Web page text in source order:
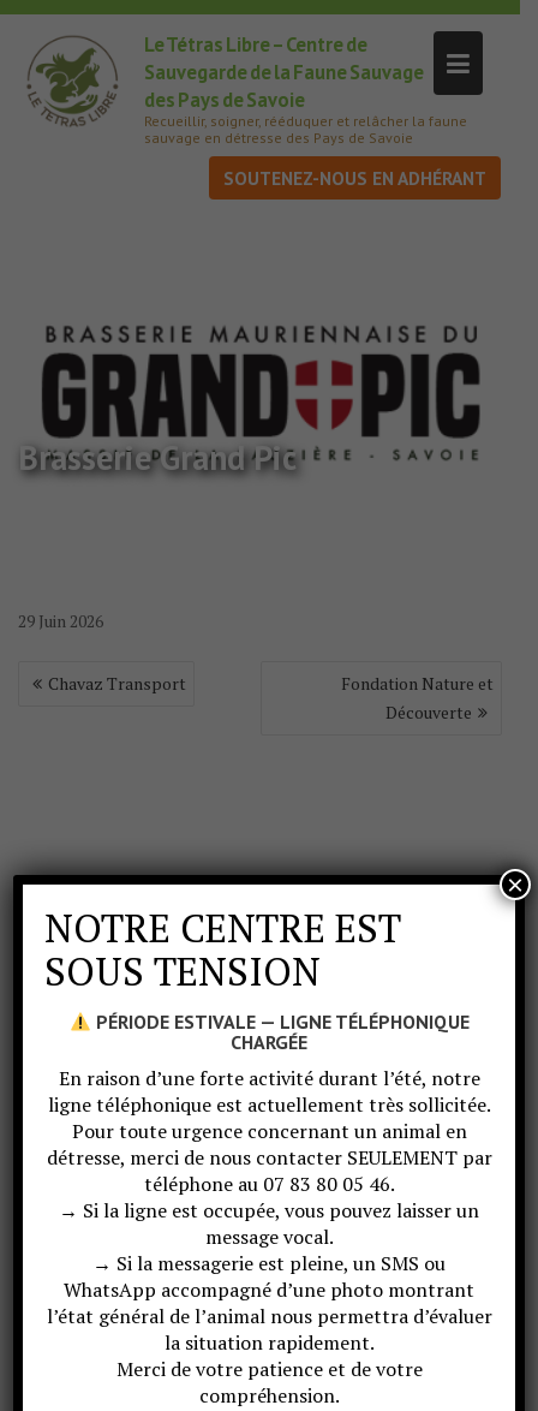
Le Tétras Libre – Centre de
Sauvegarde de la Faune Sauvage
des Pays de Savoie
Recueillir, soigner, rééduquer et relâcher la faune
sauvage en détresse des Pays de Savoie
SOUTENEZ-NOUS
Brasserie Grand Pic
29 Juin 2026
Chavaz Transport
Fondation Nature et
Découverte
NOTRE CENTRE EST
SOUS TENSION
PÉRIODE ESTIVALE — LIGNE TÉLÉPHONIQUE
CHARGÉE
En raison d’une forte activité durant l’été, notre
ligne téléphonique est actuellement très sollicitée.
Pour toute urgence concernant un animal en
détresse, merci de nous contacter SEULEMENT par
téléphone au 07 83 80 05 46.
→ Si la ligne est occupée, vous pouvez laisser un
message vocal.
→ Si la messagerie est pleine, un SMS ou
WhatsApp accompagné d’une photo montrant
l’état général de l’animal nous permettra d’évaluer
la situation rapidement.
Merci de votre patience et de votre
compréhension.
×